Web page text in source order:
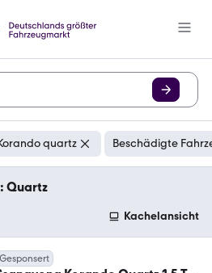
quartz Beschädigte
Quartz
Kachelansicht
Gesponsert